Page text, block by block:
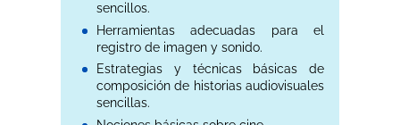
sencillos.
Herramientas adecuadas para el
registro de imagen y sonido.
Estrategias y técnicas básicas de
composición de historias audiovisuales
sencillas.